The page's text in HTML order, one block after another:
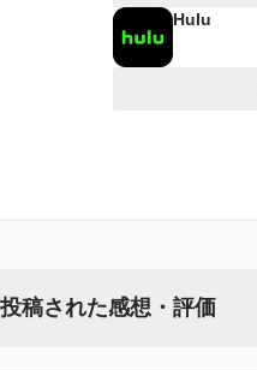
Hulu
稿された感想・評価